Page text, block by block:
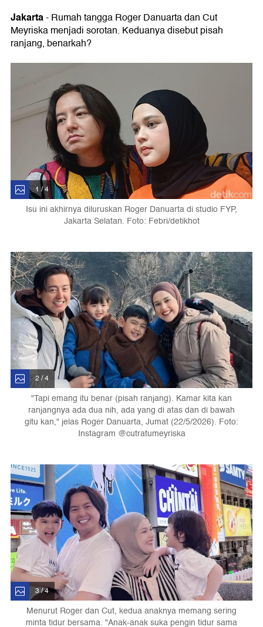
Jakarta- Rumah tangga Roger Danuarta dan Cut
Meyriska menjadi sorotan. Keduanya disebut pisah
ranjang, benarkah?
1 / 4
Isu ini akhirnya diluruskan Roger Danuarta di studio FYP,
Jakarta Selatan. Foto: Febri/detikhot
2 / 4
"Tapi emang itu benar (pisah ranjang). Kamar kita kan
ranjangnya ada dua nih, ada yang di atas dan di bawah
gitu kan," jelas Roger Danuarta, Jumat (22/5/2026). Foto:
Instagram @cutratumeyriska
3 / 4
Menurut Roger dan Cut, kedua anaknya memang sering
minta tidur bersama. "Anak-anak suka pengin tidur sama